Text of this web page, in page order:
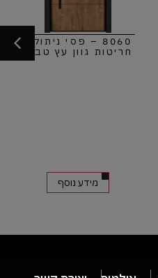
8060 – פסי ניתוק
חריטות גוון בטון
מידע נוסף